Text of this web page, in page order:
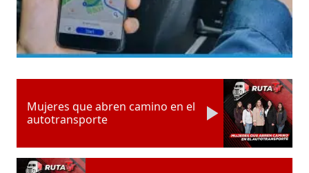
Mujeres que abren camino en el
autotransporte